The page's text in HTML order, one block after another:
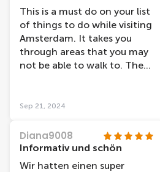
This is a must do on your list
of things to do while visiting
Amsterdam. It takes you
through areas that you may
not be able to walk to. The
behind it.
Sep 21, 2024
Diana9008
Informativ und schön
Wir hatten einen super